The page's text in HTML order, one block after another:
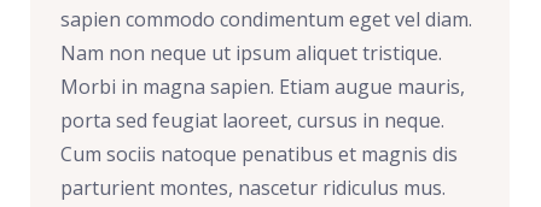
sapien commodo condimentum eget vel diam.
Nam non neque ut ipsum aliquet tristique.
Morbi in magna sapien. Etiam augue mauris,
porta sed feugiat laoreet, cursus in neque.
Cum sociis natoque penatibus et magnis dis
parturient montes, nascetur ridiculus mus.